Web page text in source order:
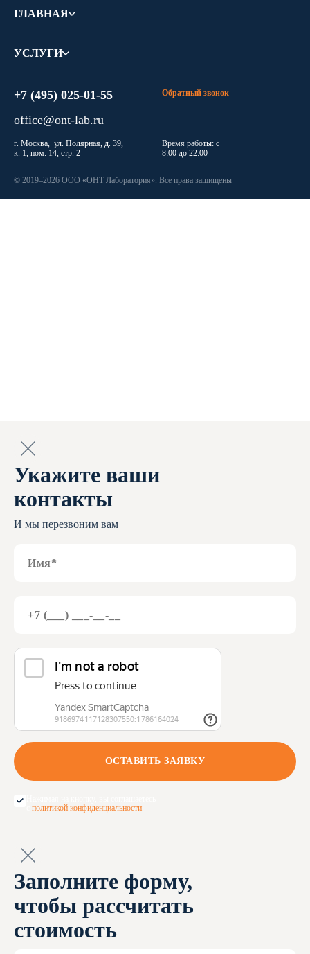
ГЛАВНАЯ
УСЛУГИ
+7 (495) 025-01-55 Обратный звонок
office@ont-lab.ru
г. Москва, ул. Полярная, д. 39,
к. 1, пом. 14, стр. 2
Время работы: с
8:00 до 22:00
© 2019–2026 ООО «ОНТ Лаборатория». Все права защищены
Укажите ваши
контакты
И мы перезвоним вам
политикой конфиденциальности
Заполните форму,
чтобы рассчитать
стоимость